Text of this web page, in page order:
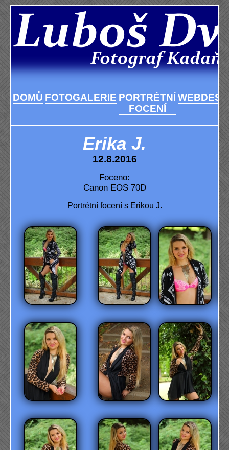
DOMŮ FOTOGALERIE PORTRÉTNÍ
FOCENÍ
Erika J.
12.8.2016
Foceno:
Canon EOS 70D
Portrétní focení s Erikou J.